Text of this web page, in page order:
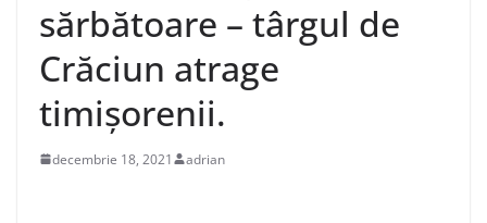
sărbătoare – târgul de
Crăciun atrage
timişorenii.
decembrie 18, 2021 adrian